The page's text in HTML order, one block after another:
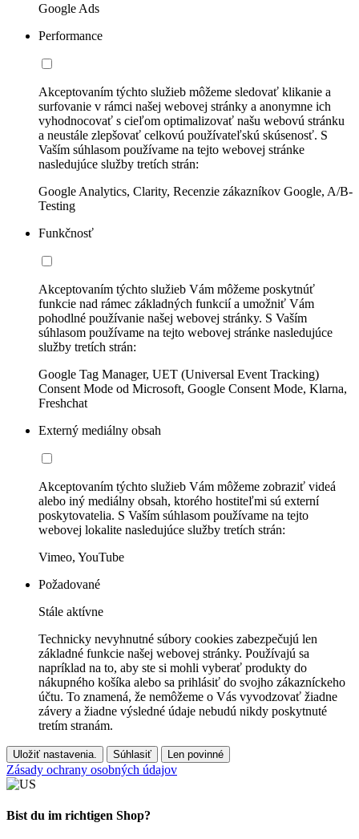
Google Ads
Performance
Akceptovaním týchto služieb môžeme sledovať klikanie a
surfovanie v rámci našej webovej stránky a anonymne ich
vyhodnocovať s cieľom optimalizovať našu webovú stránku
a neustále zlepšovať celkovú používateľskú skúsenosť. S
Vaším súhlasom používame na tejto webovej stránke
nasledujúce služby tretích strán:
Google Analytics, Clarity, Recenzie zákazníkov Google, A/B-
Testing
Funkčnosť
Akceptovaním týchto služieb Vám môžeme poskytnúť
funkcie nad rámec základných funkcií a umožniť Vám
pohodlné používanie našej webovej stránky. S Vaším
súhlasom používame na tejto webovej stránke nasledujúce
služby tretích strán:
Google Tag Manager, UET (Universal Event Tracking)
Consent Mode od Microsoft, Google Consent Mode, Klarna,
Freshchat
Externý mediálny obsah
Akceptovaním týchto služieb Vám môžeme zobraziť videá
alebo iný mediálny obsah, ktorého hostiteľmi sú externí
poskytovatelia. S Vaším súhlasom používame na tejto
webovej lokalite nasledujúce služby tretích strán:
Vimeo, YouTube
Požadované
Stále aktívne
Technicky nevyhnutné súbory cookies zabezpečujú len
základné funkcie našej webovej stránky. Používajú sa
napríklad na to, aby ste si mohli vyberať produkty do
nákupného košíka alebo sa prihlásiť do svojho zákazníckeho
účtu. To znamená, že nemôžeme o Vás vyvodzovať žiadne
závery a žiadne výsledné údaje nebudú nikdy poskytnuté
tretím stranám.
Uložiť nastavenia. Súhlasiť Len povinné
Zásady ochrany osobných údajov
Bist du im richtigen Shop?